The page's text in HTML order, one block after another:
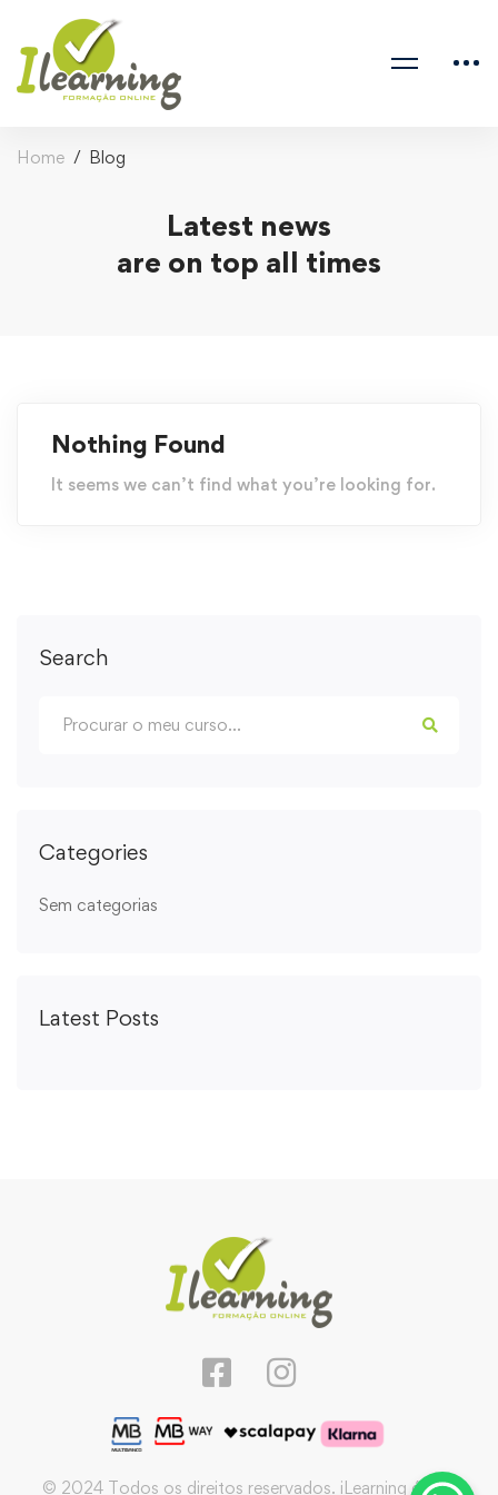
Home Blog
Latest news
are on top all times
Nothing Found
It seems we can’t find what you’re looking for.
Search
Categories
Sem categorias
Latest Posts
© 2024 Todos os direitos reservados. iLearning é uma